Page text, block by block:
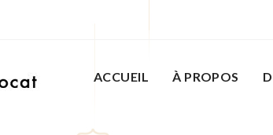
ACCUEIL À PROPOS